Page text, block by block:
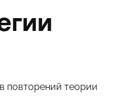
повторений теории